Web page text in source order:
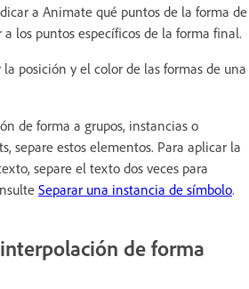
a Animate qué puntos de la forma de
los puntos específicos de la forma final.
posición y el color de las formas de una
de forma a grupos, instancias o
separe estos elementos. Para aplicar la
separe el texto dos veces para
Separar una instancia de símbolo.
de forma